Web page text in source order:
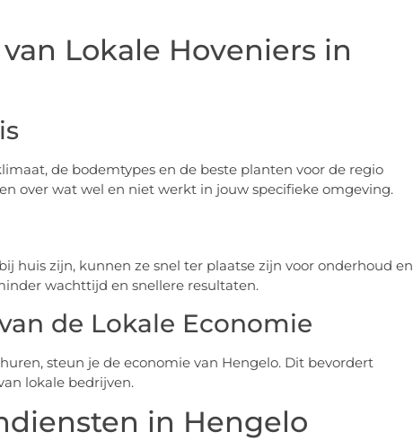
Lokale Hoveniers in
de bodemtypes en de beste planten voor de regio
over wat wel en niet werkt in jouw specifieke omgeving.
huis zijn, kunnen ze snel ter plaatse zijn voor onderhoud en
wachttijd en snellere resultaten.
de Lokale Economie
steun je de economie van Hengelo. Dit bevordert
lokale bedrijven.
in Hengelo